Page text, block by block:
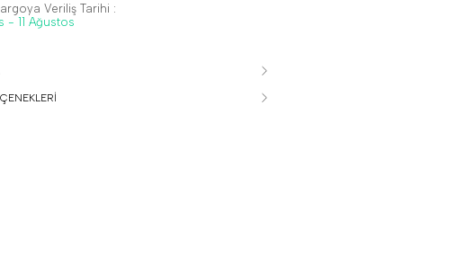
Veriliş Tarihi :
- 11 Ağustos